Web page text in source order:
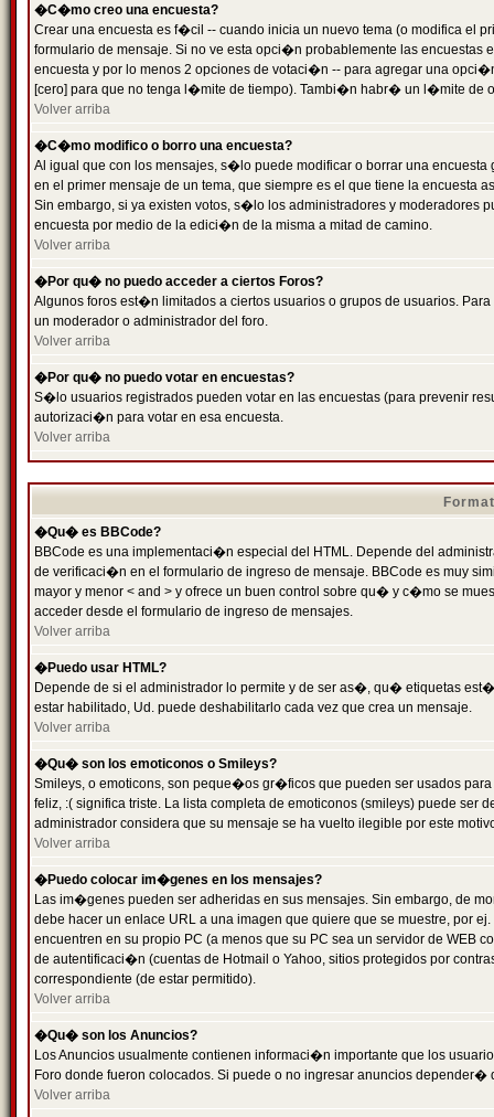
�C�mo creo una encuesta?
Crear una encuesta es f�cil -- cuando inicia un nuevo tema (o modifica el
formulario de mensaje. Si no ve esta opci�n probablemente las
encuesta y por lo menos 2 opciones de votaci�n -- para agregar una
[cero] para que no tenga l�mite de tiempo). Tambi�n habr� un l�mite de
Volver arriba
�C�mo modifico o borro una encuesta?
Al igual que con los mensajes, s�lo puede modificar o borrar una
en el primer mensaje de un tema, que siempre es el que tiene la encuesta
Sin embargo, si ya existen votos, s�lo los administradores y moderadores
encuesta por medio de la edici�n de la misma a mitad de camino.
Volver arriba
�Por qu� no puedo acceder a ciertos Foros?
Algunos foros est�n limitados a ciertos usuarios o grupos de usuarios.
un moderador o administrador del foro.
Volver arriba
�Por qu� no puedo votar en encuestas?
S�lo usuarios registrados pueden votar en las encuestas (para prevenir
autorizaci�n para votar en esa encuesta.
Volver arriba
�Qu� es BBCode?
BBCode es una implementaci�n especial del HTML. Depende del
de verificaci�n en el formulario de ingreso de mensaje. BBCode es muy
mayor y menor < and > y ofrece un buen control sobre qu� y c�mo se
acceder desde el formulario de ingreso de mensajes.
Volver arriba
�Puedo usar HTML?
Depende de si el administrador lo permite y de ser as�, qu� etiquetas
estar habilitado, Ud. puede deshabilitarlo cada vez que crea un mensaje.
Volver arriba
�Qu� son los emoticonos o Smileys?
Smileys, o emoticons, son peque�os gr�ficos que pueden ser usados
feliz, :( significa triste. La lista completa de emoticonos (smileys) puede
administrador considera que su mensaje se ha vuelto ilegible por este
Volver arriba
�Puedo colocar im�genes en los mensajes?
Las im�genes pueden ser adheridas en sus mensajes. Sin embargo, de
debe hacer un enlace URL a una imagen que quiere que se muestre, por
encuentren en su propio PC (a menos que su PC sea un servidor de
de autentificaci�n (cuentas de Hotmail o Yahoo, sitios protegidos por
correspondiente (de estar permitido).
Volver arriba
�Qu� son los Anuncios?
Los Anuncios usualmente contienen informaci�n importante que los
Foro donde fueron colocados. Si puede o no ingresar anuncios
Volver arriba